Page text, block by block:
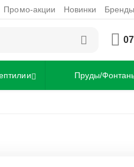
Промо-акции Новинки Бренды
Пруды/